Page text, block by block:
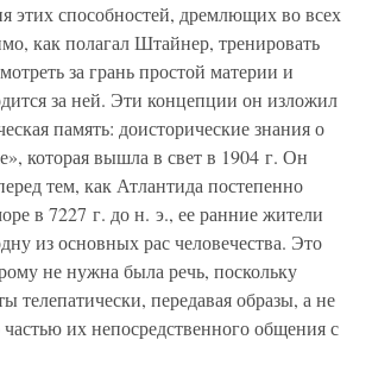
этих способностей, дремлющих во всех
как полагал Штайнер, тренировать
за грань простой материи и
за ней. Эти концепции он изложил
память: доисторические знания о
которая вышла в свет в 1904 г. Он
тем, как Атлантида постепенно
в 7227 г. до н. э., ее ранние жители
из основных рас человечества. Это
не нужна была речь, поскольку
телепатически, передавая образы, а не
их непосредственного общения с